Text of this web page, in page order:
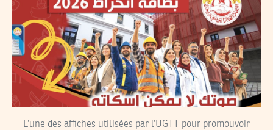
L’une des affiches utilisées par l’UGTT pour promouvoir